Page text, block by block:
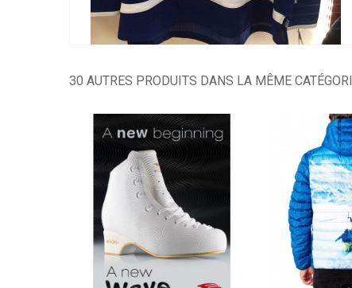
30 AUTRES PRODUITS DANS LA MÊME